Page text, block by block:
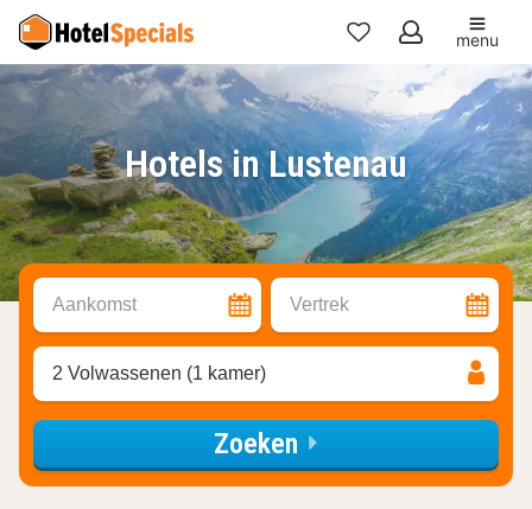
Mijn
favorieten
menu
Hotels in Lustenau
Aankomst Vertrek
2 Volwassenen (1 kamer)
Zoeken